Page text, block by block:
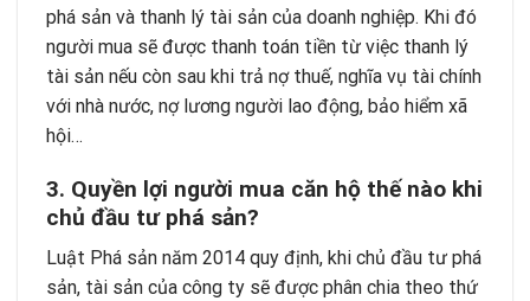
phá sản và thanh lý tài sản của doanh nghiệp. Khi đó
người mua sẽ được thanh toán tiền từ việc thanh lý
tài sản nếu còn sau khi trả nợ thuế, nghĩa vụ tài chính
với nhà nước, nợ lương người lao động, bảo hiểm xã
hội…
3. Quyền lợi người mua căn hộ thế nào khi
chủ đầu tư phá sản?
Luật Phá sản năm 2014 quy định, khi chủ đầu tư phá
sản, tài sản của công ty sẽ được phân chia theo thứ